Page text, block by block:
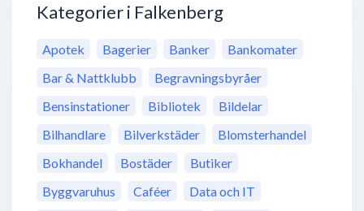
Kategorier i Falkenberg
Apotek Bagerier Banker
Bankomater
Bar & Nattklubb
Begravningsbyråer
Bensinstationer
Bibliotek
Bildelar
Bilhandlare
Bilverkstäder
Blomsterhandel
Bokhandel
Bostäder
Butiker
Byggvaruhus
Caféer
Data och IT